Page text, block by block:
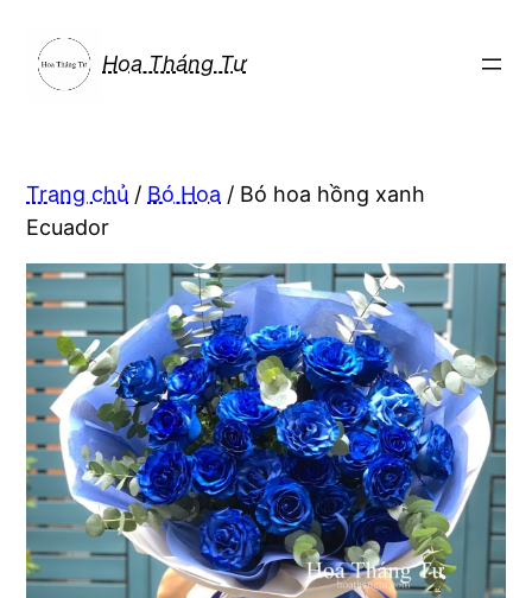
phần
Hoa Tháng Tư
Trang chủ / Bó Hoa / Bó hoa hồng xanh
Ecuador